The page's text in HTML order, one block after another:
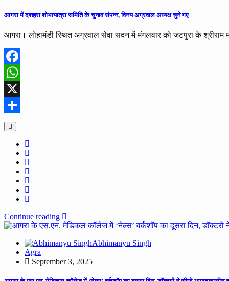
आगरा में दशहरा शोभायात्रा समिति के चुनाव संपन्न, विनय अग्रवाल अध्यक्ष चुने गए
आगरा। लोहामंडी स्थित अग्रवाल सेवा सदन में मंगलवार को जटपुरा के श्रीराम
Facebook
WhatsApp
X
Share
Continue reading
Abhimanyu Singh
Agra
September 3, 2025